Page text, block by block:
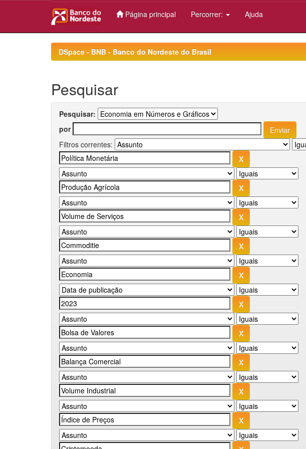
Página principal Percorrer: Ajuda
DSpace - BNB - Banco do Nordeste do Brasil
Pesquisar
Pesquisar:
por
Filtros correntes: